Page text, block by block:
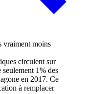
circulent sur
seulement 1% des
en 2017. Ce
à remplacer